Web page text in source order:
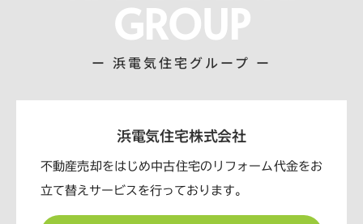
GROUP
ー 浜電気住宅グループ ー
浜電気住宅株式会社
不動産売却をはじめ中古住宅のリフォーム代金をお
立て替えサービスを行っております。